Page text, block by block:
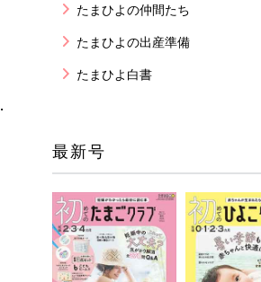
たまひよの仲間たち
たまひよの出産準備
たまひよ白書
最新号